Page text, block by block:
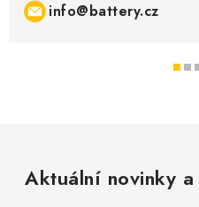
info@battery.cz
Aktuální novinky